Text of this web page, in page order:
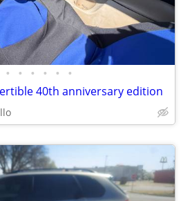
• • • • • •
40th anniversary edition